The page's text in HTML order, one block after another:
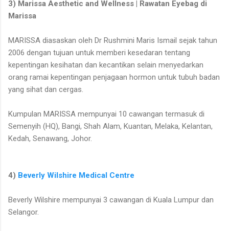
3) Marissa Aesthetic and Wellness | Rawatan Eyebag di
Marissa
MARISSA diasaskan oleh Dr Rushmini Maris Ismail sejak tahun
2006 dengan tujuan untuk memberi kesedaran tentang
kepentingan kesihatan dan kecantikan selain menyedarkan
orang ramai kepentingan penjagaan hormon untuk tubuh badan
yang sihat dan cergas.
Kumpulan MARISSA mempunyai 10 cawangan termasuk di
Semenyih (HQ), Bangi, Shah Alam, Kuantan, Melaka, Kelantan,
Kedah, Senawang, Johor.
4) Beverly Wilshire Medical Centre
Beverly Wilshire mempunyai 3 cawangan di Kuala Lumpur dan
Selangor.